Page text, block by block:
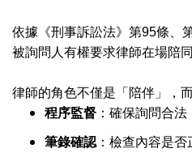
依據《刑事訴訟法》第95條、
被詢問人有權要求律師在場陪同
律師的角色不僅是「陪伴」，
程序監督 ：確保詢問合法
筆錄確認 ：檢查內容是否